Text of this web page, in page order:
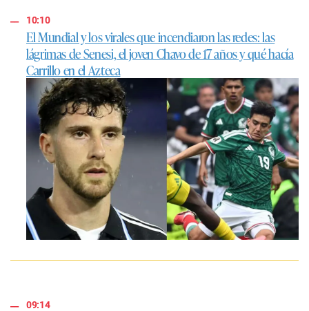
10:10
El Mundial y los virales que incendiaron las redes: las
lágrimas de Senesi, el joven Chavo de 17 años y qué hacía
Carrillo en el Azteca
09:14